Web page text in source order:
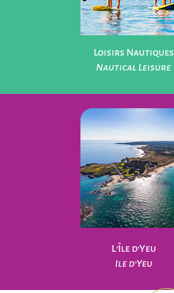
Loisirs Nautiques
Nautical Leisure
L'Île d'Yeu
Ile d’Yeu